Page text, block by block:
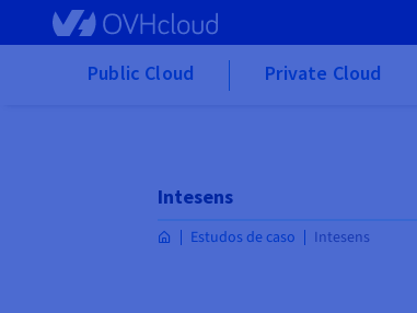
Skip to main content
Public Cloud Private Cloud
Intesens
Estudos de caso Intesens